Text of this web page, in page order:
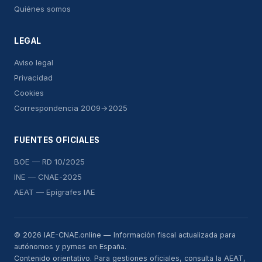
Quiénes somos
LEGAL
Aviso legal
Privacidad
Cookies
Correspondencia 2009→2025
FUENTES OFICIALES
BOE — RD 10/2025
INE — CNAE-2025
AEAT — Epígrafes IAE
© 2026 IAE-CNAE.online — Información fiscal actualizada para
autónomos y pymes en España.
Contenido orientativo. Para gestiones oficiales, consulta la AEAT,